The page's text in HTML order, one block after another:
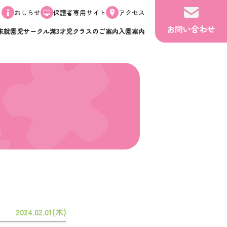
おしらせ 保護者専用サイト
アクセス
就園児サークル満3才児クラスのご案内入園案内 お問い合わせ
2024.02.01(木)